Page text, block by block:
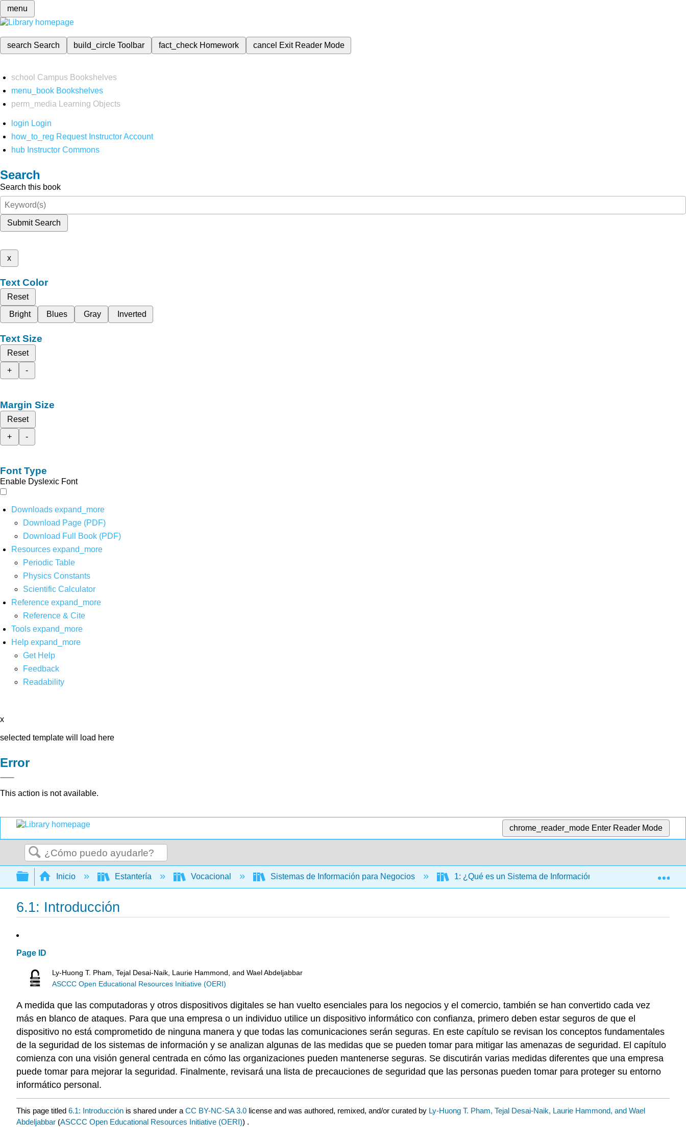
menu
search Search build_circleToolbar fact_check Homework cancel Exit Reader Mode
school Campus Bookshelves
menu_book Bookshelves
perm_media
Learning Objects
login Login
how_to_reg Request Instructor Account
hub Instructor Commons
Search
Search this book
Submit Search
x
Text Color
Reset
Bright
Blues Gray Inverted
Text Size
Reset
+
-
Margin Size
Reset
+
-
Font Type
Enable Dyslexic Font
Downloads expand_more
Download Page (PDF)
Download Full Book (PDF)
Resources expand_more
Periodic Table
Physics Constants
Scientific Calculator
Reference expand_more
Reference & Cite
Tools expand_more
Help expand_more
Get Help
Feedback
Readability
x
selected template will load here
Error
This action is not available.
chrome_reader_mode Enter Reader Mode
Buscar
Expandir/contraer jerarquía global
Inicio Estantería Vocacional Sistemas de Información para Negocios 1: ¿Qué es un Sistema de Información? 6:
6.1: Introducción
Page ID
Ly-Huong T. Pham, Tejal Desai-Naik, Laurie Hammond, and Wael Abdeljabbar
ASCCC Open Educational Resources Initiative (OERI)
A medida que las computadoras y otros dispositivos digitales se han vuelto esenciales para los negocios y el comercio, también se han convertido cada vez
más en blanco de ataques. Para que una empresa o un individuo utilice un dispositivo informático con confianza, primero deben estar seguros de que el
dispositivo no está comprometido de ninguna manera y que todas las comunicaciones serán seguras. En este capítulo se revisan los conceptos fundamentales
de la seguridad de los sistemas de información y se analizan algunas de las medidas que se pueden tomar para mitigar las amenazas de seguridad. El capítulo
comienza con una visión general centrada en cómo las organizaciones pueden mantenerse seguras. Se discutirán varias medidas diferentes que una empresa
puede tomar para mejorar la seguridad. Finalmente, revisará una lista de precauciones de seguridad que las personas pueden tomar para proteger su entorno
informático personal.
This page titled 6.1: Introducción is shared under a CC BY-NC-SA 3.0 license and was authored, remixed, and/or curated by Ly-Huong T. Pham, Tejal Desai-Naik, Laurie Hammond, and Wael
Abdeljabbar (ASCCC Open Educational Resources Initiative (OERI)) .